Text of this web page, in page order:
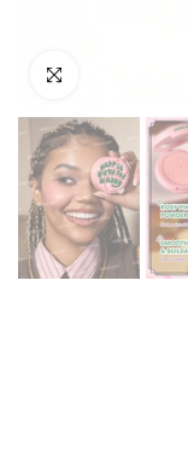
اضغط للتكبير